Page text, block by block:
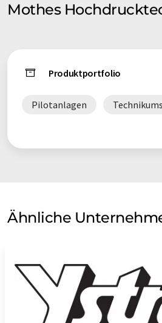
Mothes
Produktportfolio
Pilotanlagen
Ähnliche